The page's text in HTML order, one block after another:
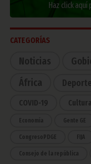
Haz click aquí
CATEGORÍAS
Noticias
África
COVID-19 Cultura
Economía Gente GE
CongresoPDGE FIJA
Consejo de la república